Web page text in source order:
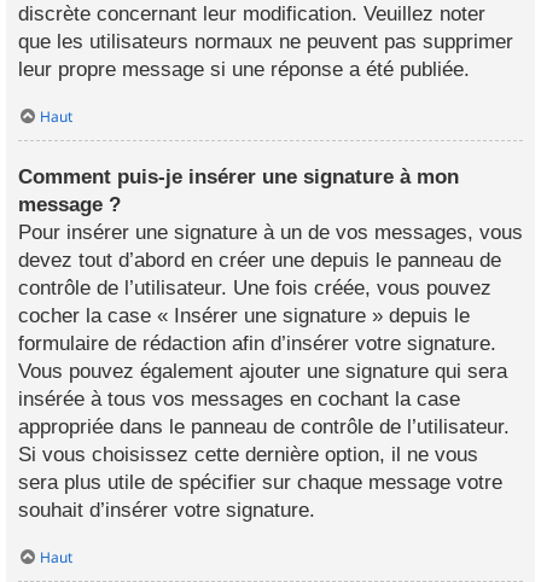
discrète concernant leur modification. Veuillez noter
que les utilisateurs normaux ne peuvent pas supprimer
leur propre message si une réponse a été publiée.
Haut
Comment puis-je insérer une signature à mon
message ?
Pour insérer une signature à un de vos messages, vous
devez tout d’abord en créer une depuis le panneau de
contrôle de l’utilisateur. Une fois créée, vous pouvez
cocher la case « Insérer une signature » depuis le
formulaire de rédaction afin d’insérer votre signature.
Vous pouvez également ajouter une signature qui sera
insérée à tous vos messages en cochant la case
appropriée dans le panneau de contrôle de l’utilisateur.
Si vous choisissez cette dernière option, il ne vous
sera plus utile de spécifier sur chaque message votre
souhait d’insérer votre signature.
Haut